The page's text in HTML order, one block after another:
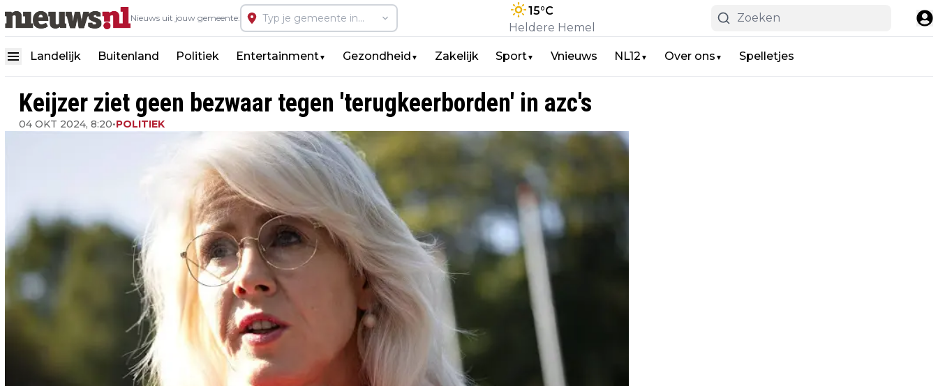
Nieuws uit jouw gemeente:
15°C
Heldere Hemel
Landelijk Buitenland Politiek Entertainment▼ Gezondheid ▼ Zakelijk Sport▼ Vnieuws NL12 ▼ Over ons ▼ Spelletjes
Keijzer ziet geen bezwaar tegen 'terugkeerborden' in azc's
04 OKT 2024, 8:20•POLITIEK